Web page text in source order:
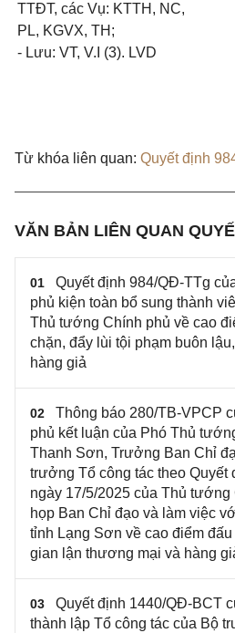
TTĐT, các Vụ: KTTH, NC,
PL, KGVX, TH;
- Lưu: VT, V. (3). LVD
Từ khóa liên quan: Quyết định
VĂN BẢN LIÊN QUAN
01
Quyết định 984/QĐ-TTg
phủ kiện toàn bổ sung thành
Thủ tướng Chính phủ về cao
chặn, đẩy lùi tội phạm buôn
hàng giả
02
Thông báo 280/TB-VPCP
phủ kết luận của Phó Thủ
Thanh Sơn, Trưởng Ban Chỉ
trưởng Tổ công tác theo Quyết
ngày 17/5/2025 của Thủ
họp Ban Chỉ đạo và làm việc
tỉnh Lạng Sơn về cao điểm
gian lận thương mại và hàng
03
Quyết định 1440/QĐ-BCT
thành lập Tổ công tác của Bộ